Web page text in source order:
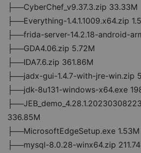
├──CyberChef_v9.37.3.zip 33.33M
├──Everything-1.4.1.1009.x64.zip
├──frida-server-14.2.18-android-
├──GDA4.06.zip 5.72M
├──IDA7.6.zip 361.86M
├──jadx-gui-1.4.7-with-jre-win.zip
├──jdk-8u131-windows-x64.exe
336.85M
├──MicrosoftEdgeSetup.exe 1.53M
├──mysql-8.0.28-winx64.zip